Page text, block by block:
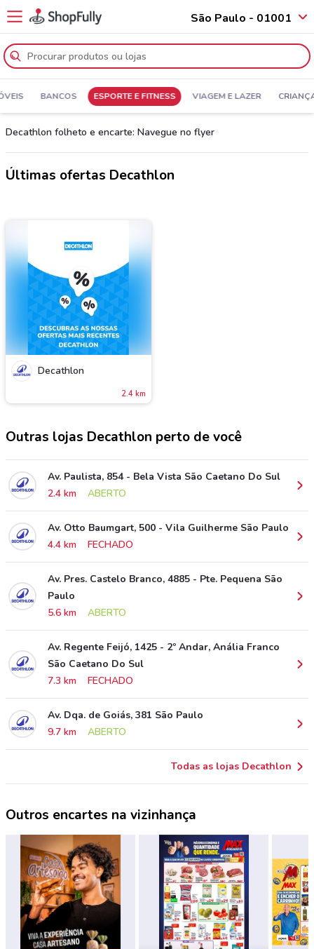
São Paulo - 01001
BANCOS ESPORTE E FITNESS VIAGEM E LAZER
Decathlon folheto e encarte: Navegue no flyer
Últimas ofertas Decathlon
Decathlon
2.4 km
Outras lojas Decathlon perto de você
Av. Paulista, 854 - Bela Vista São Caetano Do Sul
2.4 km
ABERTO
Av. Otto Baumgart, 500 - Vila Guilherme São Paulo
4.4 km
FECHADO
Av. Pres. Castelo Branco, 4885 - Pte. Pequena São
Paulo
5.6 km
ABERTO
Av. Regente Feijó, 1425 - 2º Andar, Anália Franco
São Caetano Do Sul
7.3 km
FECHADO
Av. Dqa. de Goiás, 381 São Paulo
9.7 km
ABERTO
Todas as lojas Decathlon
Outros encartes na vizinhança